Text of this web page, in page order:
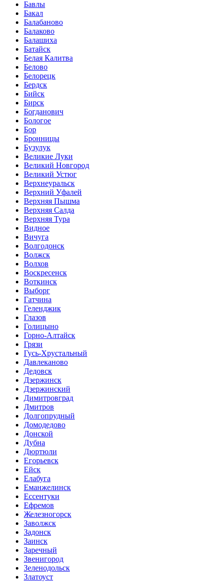
Бавлы
Бакал
Балабаново
Балаково
Балашиха
Батайск
Белая Калитва
Белово
Белорецк
Бердск
Бийск
Бирск
Богданович
Бологое
Бор
Бронницы
Бузулук
Великие Луки
Великий Новгород
Великий Устюг
Верхнеуральск
Верхний Уфалей
Верхняя Пышма
Верхняя Салда
Верхняя Тура
Видное
Вичуга
Волгодонск
Волжск
Волхов
Воскресенск
Воткинск
Выборг
Гатчина
Геленджик
Глазов
Голицыно
Горно-Алтайск
Грязи
Гусь-Хрустальный
Давлеканово
Дедовск
Дзержинск
Дзержинский
Димитровград
Дмитров
Долгопрудный
Домодедово
Донской
Дубна
Дюртюли
Егорьевск
Ейск
Елабуга
Еманжелинск
Ессентуки
Ефремов
Железногорск
Заволжск
Задонск
Заинск
Заречный
Звенигород
Зеленодольск
Златоуст